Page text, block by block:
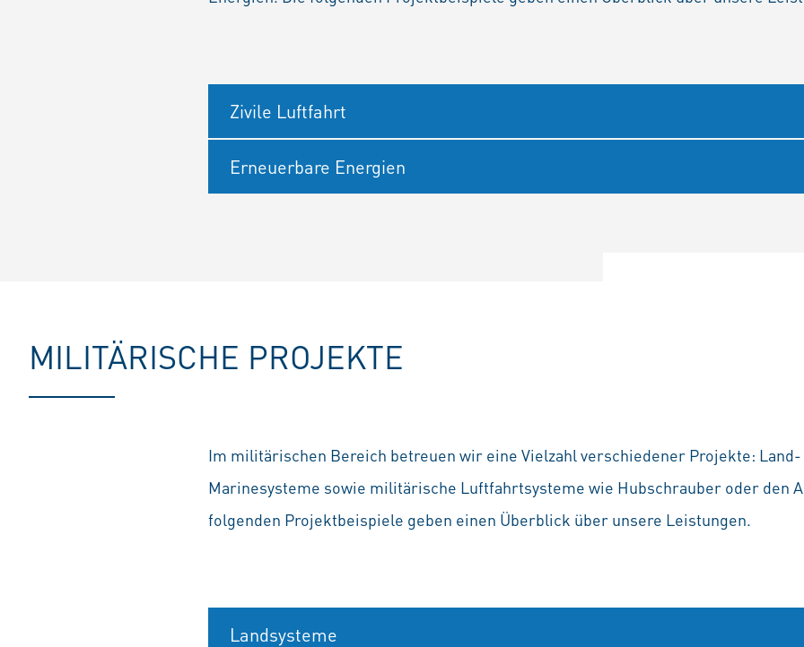
Zivile Luftfahrt
Erneuerbare Energien
MILITÄRISCHE PROJEKTE
Im militärischen Bereich betreuen wir eine Vielzahl verschiedener Projekte:
Marinesysteme sowie militärische Luftfahrtsysteme wie Hubschrauber oder den
folgenden Projektbeispiele geben einen Überblick über unsere Leistungen.
Landsysteme